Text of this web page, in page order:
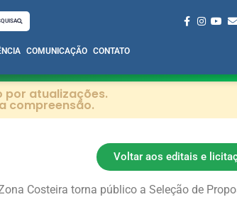
COMUNICAÇÃO CONTATO
por atualizações.
compreensão.
Voltar aos editais e
Costeira torna público a Seleção de